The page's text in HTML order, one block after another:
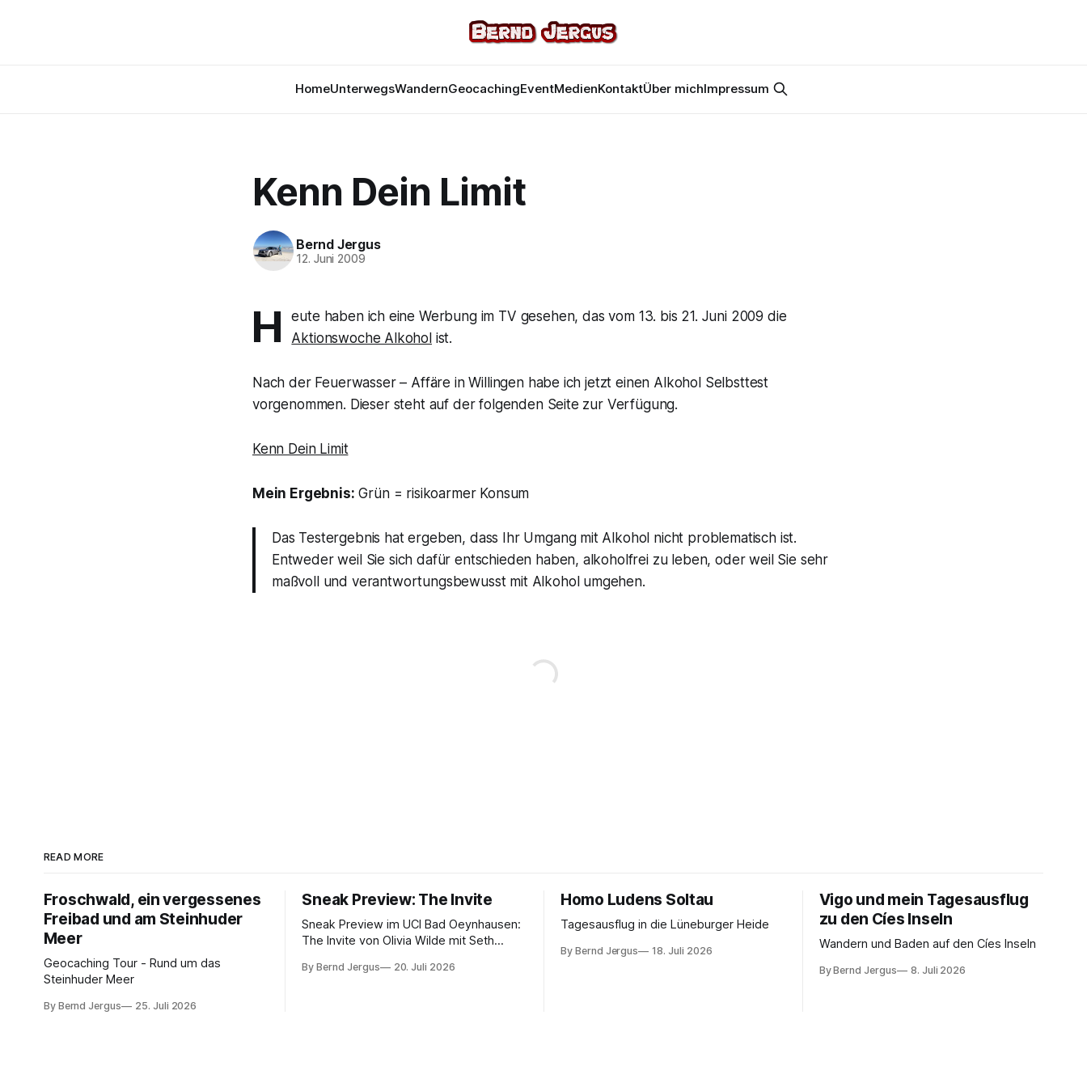
HomeUnterwegsWandernGeocachingEventMedienKontaktÜber michImpressum
Kenn Dein Limit
Bernd Jergus
12. Juni 2009
H
eute haben ich eine Werbung im TV gesehen, das vom 13. bis 21. Juni 2009 die
Aktionswoche Alkohol ist.
Nach der Feuerwasser – Affäre in Willingen habe ich jetzt einen Alkohol Selbsttest
vorgenommen. Dieser steht auf der folgenden Seite zur Verfügung.
Kenn Dein Limit
Mein Ergebnis: Grün = risikoarmer Konsum
Das Testergebnis hat ergeben, dass Ihr Umgang mit Alkohol nicht problematisch ist.
Entweder weil Sie sich dafür entschieden haben, alkoholfrei zu leben, oder weil Sie sehr
maßvoll und verantwortungsbewusst mit Alkohol umgehen.
READ MORE
Froschwald, ein vergessenes
Freibad und am Steinhuder
Meer
Geocaching Tour - Rund um das
Steinhuder Meer
By Bernd Jergus 25. Juli 2026
Sneak Preview: The Invite
Sneak Preview im UCI Bad Oeynhausen:
The Invite von Olivia Wilde mit Seth
Norton. Kammerspiel, Sex-Comedy, 8,5
By Bernd Jergus 20. Juli 2026
Homo Ludens Soltau
Tagesausflug in die Lüneburger Heide
By Bernd Jergus 18. Juli 2026
Vigo und mein Tagesausflug
zu den Cíes Inseln
Wandern und Baden auf den Cíes Inseln
By Bernd Jergus 8. Juli 2026